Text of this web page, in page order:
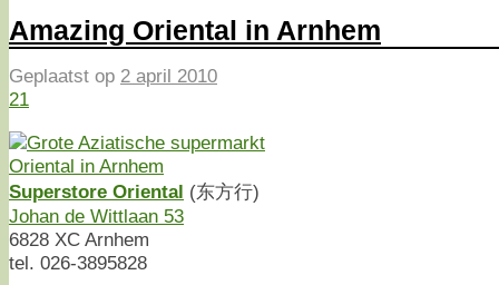
Amazing Oriental in Arnhem
Geplaatst op 2 april 2010
21
Superstore Oriental (东方行)
Johan de Wittlaan 53
6828 XC Arnhem
tel. 026-3895828